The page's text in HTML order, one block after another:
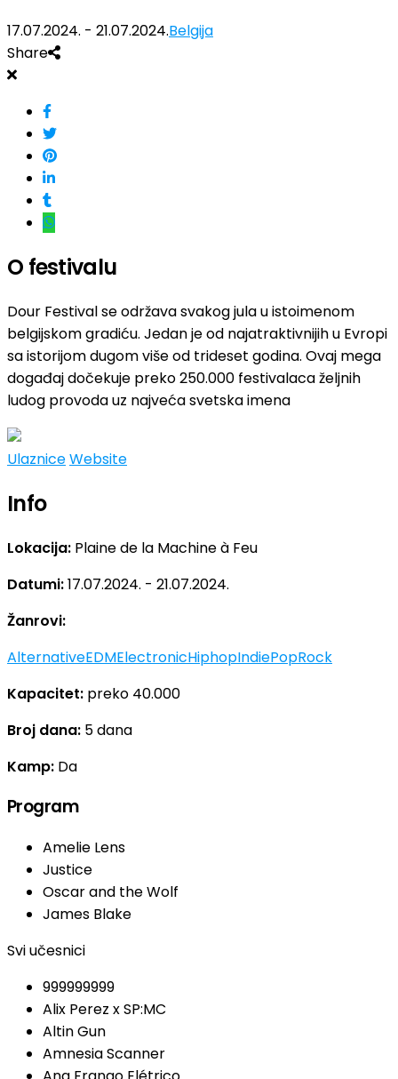
17.07.2024. - 21.07.2024.Belgija
Share
O festivalu
Dour Festival se održava svakog jula u istoimenom
belgijskom gradiću. Jedan je od najatraktivnijih u Evropi
sa istorijom dugom više od trideset godina. Ovaj mega
događaj dočekuje preko 250.000 festivalaca željnih
ludog provoda uz najveća svetska imena
UlazniceWebsite
Info
Lokacija: Plaine de la Machine à Feu
Datumi:17.07.2024. - 21.07.2024.
Žanrovi:
AlternativeEDMElectronicHiphopIndiePopRock
Kapacitet: preko 40.000
Broj dana: 5 dana
Kamp: Da
Program
Amelie Lens
Justice
Oscar and the Wolf
James Blake
Svi učesnici
999999999
Alix Perez x SP:MC
Altin Gun
Amnesia Scanner